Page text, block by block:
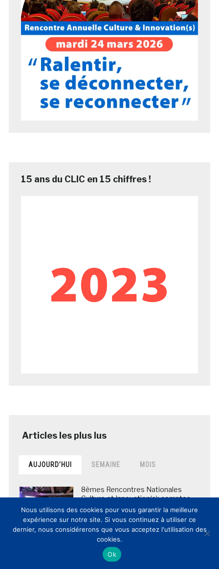
15 ans du CLIC en 15 chiffres !
AUJOURD’HUI SEMAINE MOIS
8èmes Rencontres Nationales
Culture et Innovation(s): comptes-
rendus et vidéos de la journée
posté le 12 mars 2017
La BNF envoie en Chine les copies
numériques de plus de 5 000
Nous utilisons des cookies pour vous garantir la meilleure
expérience sur notre site. Si vous continuez à utiliser ce
dernier, nous considérerons que vous acceptez l'utilisation des
cookies.
Ok